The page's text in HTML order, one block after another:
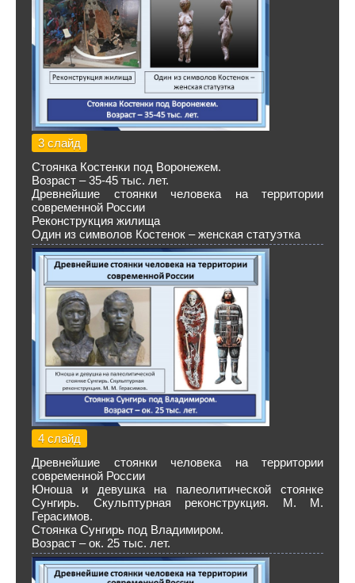
3 слайд
Стоянка Костенки под Воронежем.
Возраст – 35-45 тыс. лет.
Древнейшие стоянки человека на территории
современной России
Реконструкция жилища
Один из символов Костенок – женская статуэтка
4 слайд
Древнейшие стоянки человека на территории
современной России
Юноша и девушка на палеолитической стоянке
Сунгирь. Скульптурная реконструкция. М. М.
Герасимов.
Стоянка Сунгирь под Владимиром.
Возраст – ок. 25 тыс. лет.